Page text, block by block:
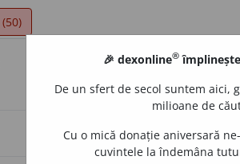
(50)
🎉 dexonline®
De un sfert de secol suntem aici,
milioane de
Cu o mică donație aniversară
cuvintele la îndemâna